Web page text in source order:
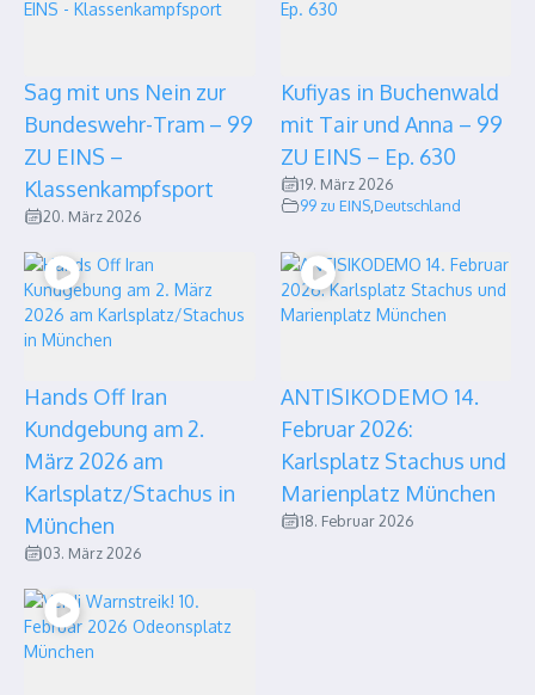
Sag mit uns Nein zur
Bundeswehr-Tram – 99
ZU EINS –
Klassenkampfsport
20. März 2026
Kufiyas in Buchenwald
mit Tair und Anna – 99
ZU EINS – Ep. 630
19. März 2026
99 zu EINS,Deutschland
Hands Off Iran
Kundgebung am 2.
März 2026 am
Karlsplatz/Stachus in
München
03. März 2026
ANTISIKODEMO 14.
Februar 2026:
Karlsplatz Stachus und
Marienplatz München
18. Februar 2026